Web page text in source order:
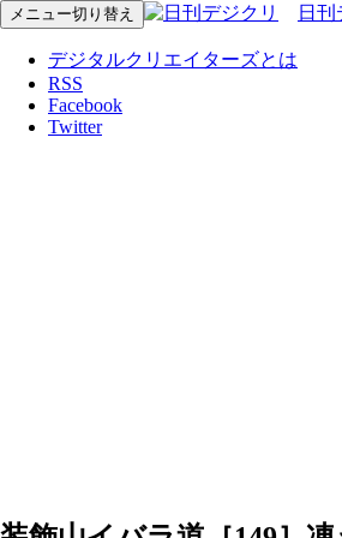
メニュー切り替え 日
デジタルクリエイターズとは
RSS
Facebook
Twitter